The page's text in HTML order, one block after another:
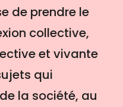
de prendre le
collective,
et vivante
qui
la société, au